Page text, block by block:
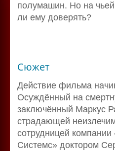
полумашин. Но на
ли ему доверять?
Сюжет
Действие фильма
Осуждённый на
заключённый Маркус
страдающей
сотрудницей компании
Системс» доктором